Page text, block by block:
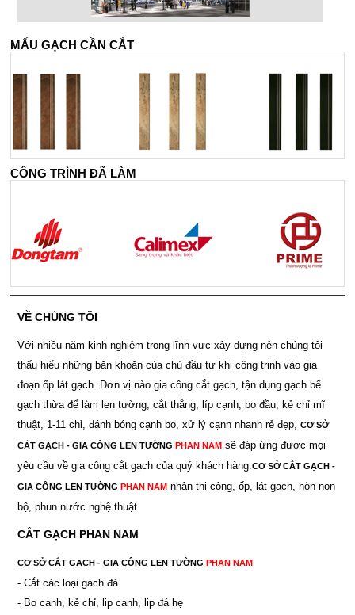
MẤU GẠCH CẦN CẮT
CÔNG TRÌNH ĐÃ LÀM
VỀ CHÚNG TÔI
Với nhiều năm kinh nghiệm trong lĩnh vực xây dựng nên chúng tôi
thấu hiểu những băn khoăn của chủ đầu tư khi công trinh vào gia
đoạn ốp lát gạch. Đơn vị nào gia công cắt gạch, tận dụng gạch bể
gạch thừa để làm len tường, cắt thẳng, líp cạnh, bo đầu, kẻ chỉ mĩ
thuật, 1-11 chỉ, đánh bóng cạnh bo, xử lý cạnh nhanh rẻ đẹp,
CƠ SỞ
CẮT GẠCH - GIA CÔNG LEN TƯỜNG PHAN NAMsẽ đáp ứng được mọi
yêu cầu về gia công cắt gạch của quý khách hàng. CƠ SỞ CẮT GẠCH -
GIA CÔNG LEN TƯỜNG PHAN NAMnhận thi công, ốp, lát gạch, hòn non
bộ, phun nước nghệ thuật.
CẮT GẠCH PHAN NAM
CƠ SỞ CẮT GẠCH - GIA CÔNG LEN TƯỜNG PHAN NAM
- Cắt các loại gạch đá
- Bo cạnh, kẻ chỉ, lip cạnh, lip đá hẹ